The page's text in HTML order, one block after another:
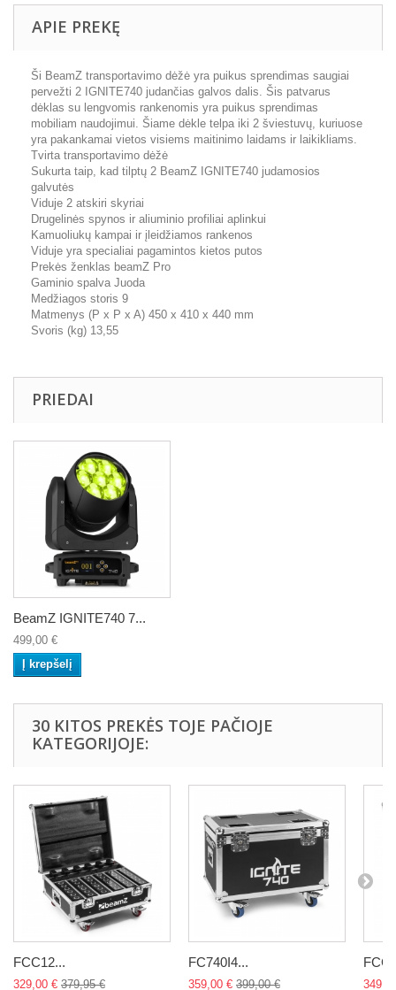
APIE PREKĘ
Ši BeamZ transportavimo dėžė yra puikus sprendimas saugiai
pervežti 2 IGNITE740 judančias galvos dalis. Šis patvarus
dėklas su lengvomis rankenomis yra puikus sprendimas
mobiliam naudojimui. Šiame dėkle telpa iki 2 šviestuvų, kuriuose
yra pakankamai vietos visiems maitinimo laidams ir laikikliams.
Tvirta transportavimo dėžė
Sukurta taip, kad tilptų 2 BeamZ IGNITE740 judamosios
galvutės
Viduje 2 atskiri skyriai
Drugelinės spynos ir aliuminio profiliai aplinkui
Kamuoliukų kampai ir įleidžiamos rankenos
Viduje yra specialiai pagamintos kietos putos
Prekės ženklas beamZ Pro
Gaminio spalva Juoda
Medžiagos storis 9
Matmenys (P x P x A) 450 x 410 x 440 mm
Svoris (kg) 13,55
PRIEDAI
BeamZ IGNITE740 7...
499,00 €
Į krepšelį
30 KITOS PREKĖS TOJE PAČIOJE
KATEGORIJOJE:
FCC12...
329,00 € 379,95 €
FC740I4...
359,00 € 399,00 €